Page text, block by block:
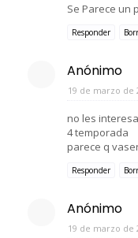
Se Parece un
Responder
Anónimo
19 de marzo de
no les
4 temporada
parece q
Responder
Anónimo
19 de marzo de